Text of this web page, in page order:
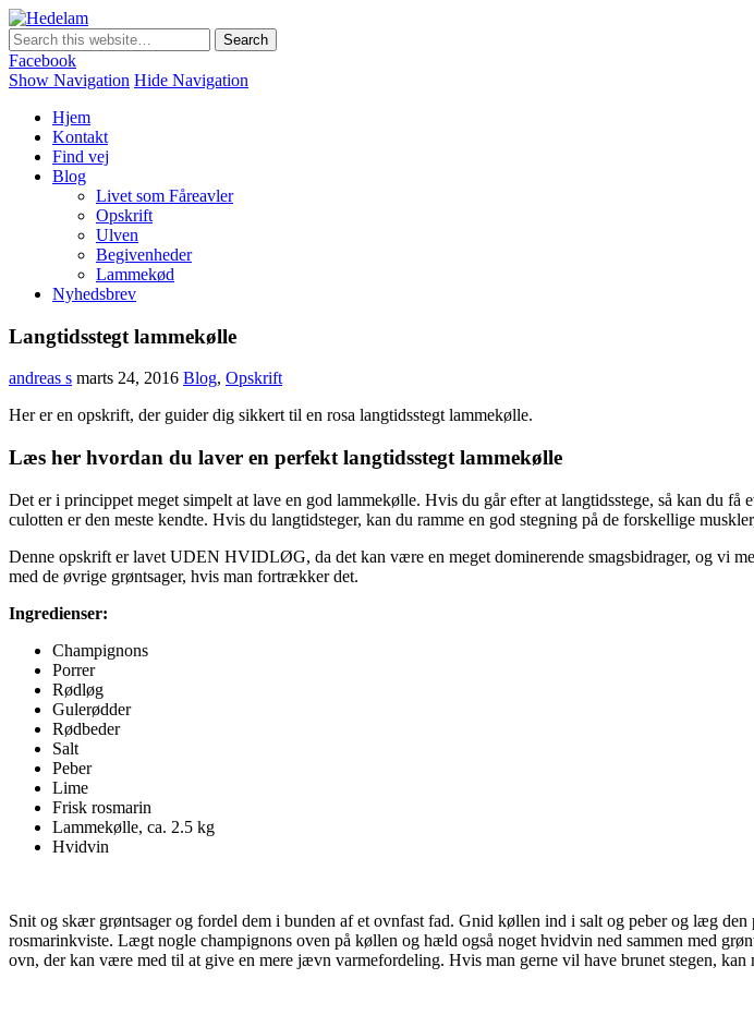
Danmarks bedste lammekød Direkte fra den Sønderjyske hede
Facebook
Show Navigation Hide Navigation
Hjem
Kontakt
Find vej
Blog
Livet som Fåreavler
Opskrift
Ulven
Begivenheder
Lammekød
Nyhedsbrev
Langtidsstegt lammekølle
andreas s marts 24, 2016 Blog, Opskrift
Her er en opskrift, der guider dig sikkert til en rosa langtidsstegt lammekølle.
Læs her hvordan du laver en perfekt langtidsstegt lammekølle
Det er i princippet meget simpelt at lave en god lammekølle. Hvis du går efter at langtidsstege, så kan du
culotten er den meste kendte. Hvis du langtidsteger, kan du ramme en god stegning på de forskellige
Denne opskrift er lavet UDEN HVIDLØG, da det kan være en meget dominerende smagsbidrager, og vi
med de øvrige grøntsager, hvis man fortrækker det.
Ingredienser:
Champignons
Porrer
Rødløg
Gulerødder
Rødbeder
Salt
Peber
Lime
Frisk rosmarin
Lammekølle, ca. 2.5 kg
Hvidvin
Snit og skær grøntsager og fordel dem i bunden af et ovnfast fad. Gnid køllen ind i salt og peber og læg
rosmarinkviste. Lægt nogle champignons oven på køllen og hæld også noget hvidvin ned sammen med
ovn, der kan være med til at give en mere jævn varmefordeling. Hvis man gerne vil have brunet stegen, kan